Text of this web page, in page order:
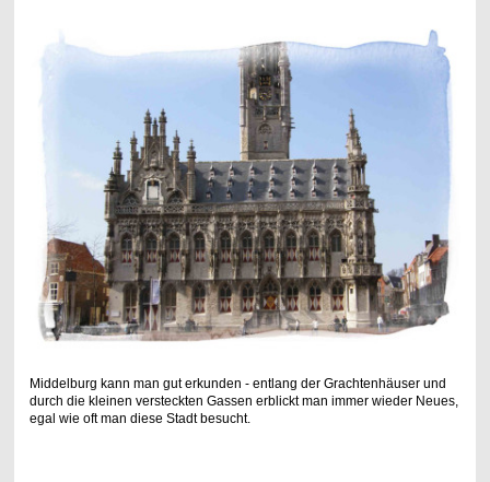
Middelburg kann man gut erkunden - entlang der Grachtenhäuser und
durch die kleinen versteckten Gassen erblickt man immer wieder Neues,
egal wie oft man diese Stadt besucht.